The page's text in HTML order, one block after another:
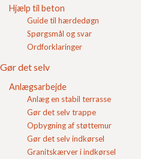
Hjælp til beton
Guide til hærdedøgn
Spørgsmål og svar
Ordforklaringer
Gør det selv
Anlægsarbejde
Anlæg en stabil terrasse
Gør det selv trappe
Opbygning af støttemur
Gør det selv indkørsel
Granitskærver i indkørsel
Fundablokke
Lecablokke